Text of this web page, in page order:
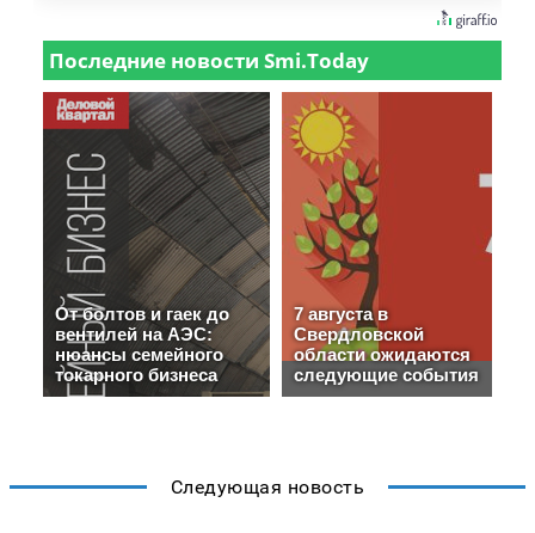
Следующая новость